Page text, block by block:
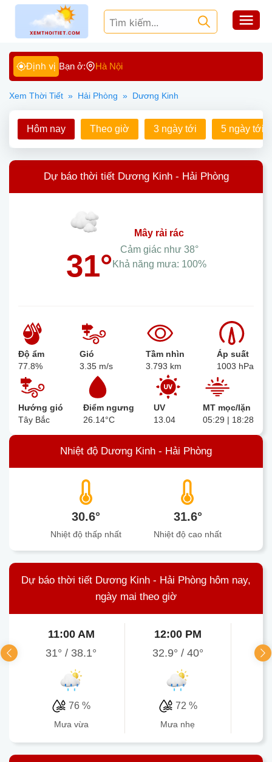
Định vị Bạn ở: Hà Nội
Xem Thời Tiết » Hải Phòng » Dương Kinh
Hôm nay Theo giờ 3 ngày tới 5 ngày tới
Dự báo thời tiết Dương Kinh - Hải Phòng
31°
mây rải rác
Cảm giác như 38°
Khả năng mưa: 100%
Độ ẩm
77.8%
Gió
3.35 m/s
Tầm nhìn
3.793 km
Áp suất
1003 hPa
Hướng gió
Tây Bắc
Điểm ngưng
26.14°C
UV
13.04
MT mọc/lặn
05:29 | 18:28
Nhiệt độ Dương Kinh - Hải Phòng
30.6°
Nhiệt độ thấp nhất
31.6°
Nhiệt độ cao nhất
Dự báo thời tiết Dương Kinh - Hải Phòng hôm nay,
ngày mai theo giờ
11:00 AM
31°/ 38.1°
76 %
mưa vừa
12:00 PM
32.9° / 40°
72 %
mưa nhẹ